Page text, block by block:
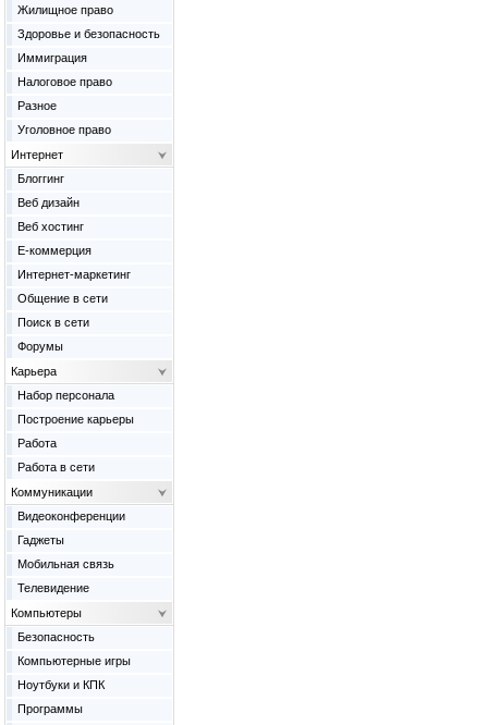
Жилищное право
Здоровье и безопасность
Иммиграция
Налоговое право
Разное
Уголовное право
Интернет
Блоггинг
Веб дизайн
Веб хостинг
Е-коммерция
Интернет-маркетинг
Общение в сети
Поиск в сети
Форумы
Карьера
Набор персонала
Построение карьеры
Работа
Работа в сети
Коммуникации
Видеоконференции
Гаджеты
Мобильная связь
Телевидение
Компьютеры
Безопасность
Компьютерные игры
Ноутбуки и КПК
Программы